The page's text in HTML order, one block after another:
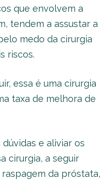
que envolvem a
tendem a assustar a
medo da cirurgia
riscos.
essa é uma cirurgia
taxa de melhora de
e aliviar os
cirurgia, a seguir
da próstata,